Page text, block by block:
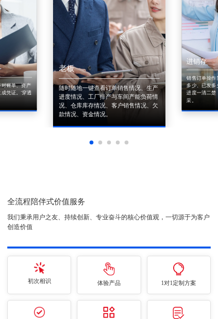
账单、资产
凭证。'穿透
老板
随时随地一键查看订单销售情况、生产
进度情况、工厂排产与车间产能负荷情
况、仓库库存情况、客户销售情况、欠
款情况、资金情况。
进销存
销售订单操作
多少、已发多
进度一清二楚
采。
全流程陪伴式价值服务
我们秉承用户之友、持续创新、专业奋斗的核心价值观，一切源于为客户
创造价值
初次相识 体验产品 1对1定制方案